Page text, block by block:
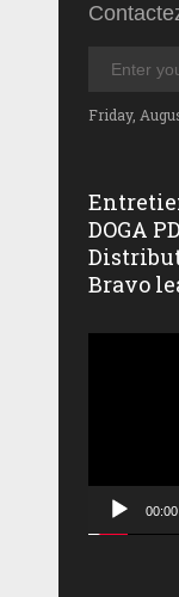
Friday,
DOGA
Bravo
00:00